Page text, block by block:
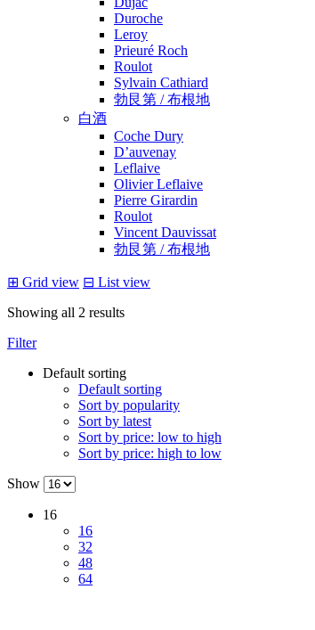
Duroche
Leroy
Prieuré Roch
Roulot
Sylvain Cathiard
勃艮第 / 布根地
白酒
Coche Dury
D’auvenay
Leflaive
Olivier Leflaive
Pierre Girardin
Roulot
Vincent Dauvissat
勃艮第 / 布根地
⊞ Grid view ⊟ List view
Showing all 2 results
Filter
Default sorting
Default sorting
Sort by popularity
Sort by latest
Sort by price: low to high
Sort by price: high to low
Show
16
16
32
48
64